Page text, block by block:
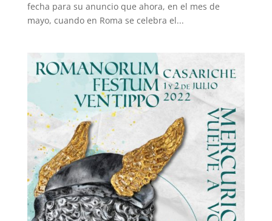
fecha para su anuncio que ahora, en el mes de
mayo, cuando en Roma se celebra el...